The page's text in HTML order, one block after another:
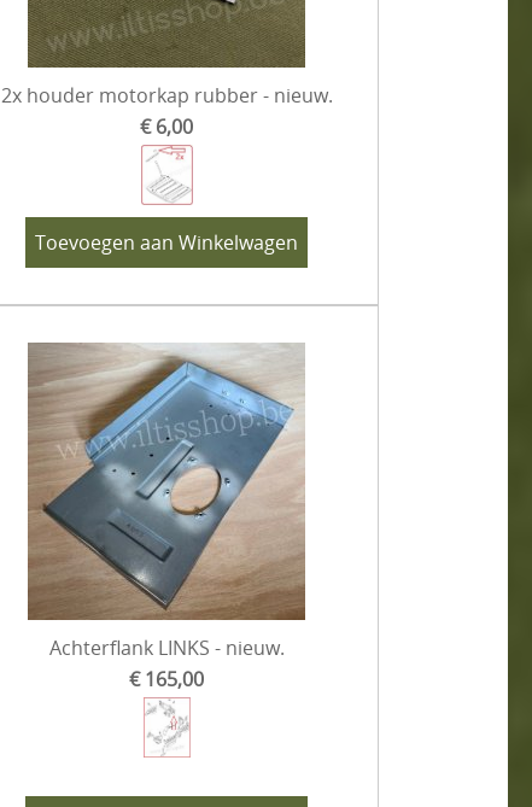
2x houder motorkap rubber - nieuw.
€ 6,00
Toevoegen aan Winkelwagen
Achterflank LINKS - nieuw.
€ 165,00